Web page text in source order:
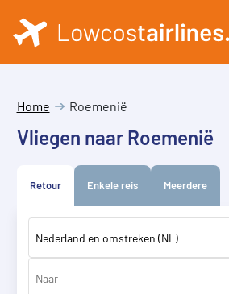
Home Roemenië
Vliegen naar Roemenië
Retour Enkele reis Meerdere